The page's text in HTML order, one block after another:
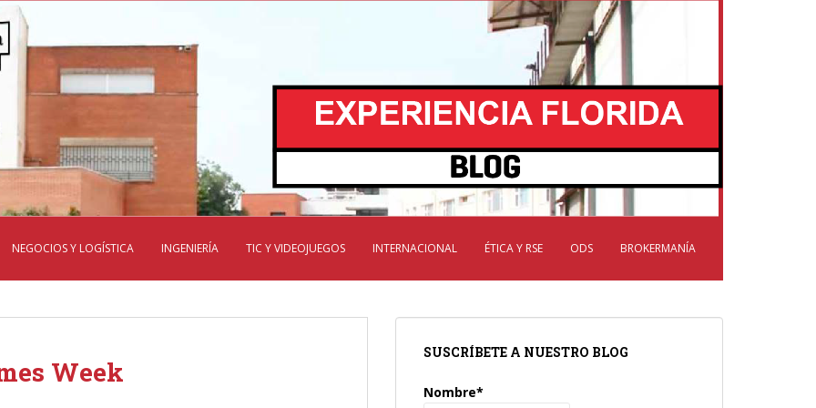
NEGOCIOS Y LOGÍSTICA INGENIERÍA TIC Y VIDEOJUEGOS INTERNACIONAL ÉTICA Y RSE ODS BROKERMANÍA
Week
SUSCRÍBETE A NUESTRO BLOG
Nombre*